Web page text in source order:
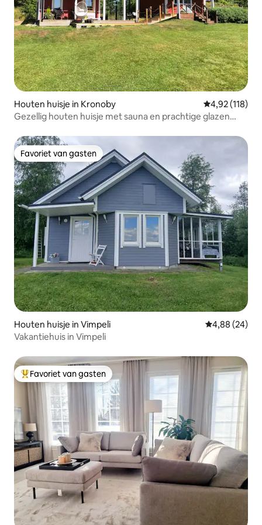
Houten huisje in Kronoby Gemiddelde
4,92 (118)
Gezellig houten huisje met sauna en prachtige glazen
Favoriet van gasten
Favoriet van gasten
Houten huisje in Vimpeli Gemiddelde
4,88 (24)
Vakantiehuis in Vimpeli
Topfavoriet van gasten
Favoriet van gasten